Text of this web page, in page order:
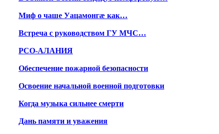
Миф о чаше Уацамонгæ как…
Встреча с руководством ГУ МЧС…
РСО-АЛАНИЯ
Обеспечение пожарной безопасности
Освоение начальной военной подготовки
Когда музыка сильнее смерти
Дань памяти и уважения